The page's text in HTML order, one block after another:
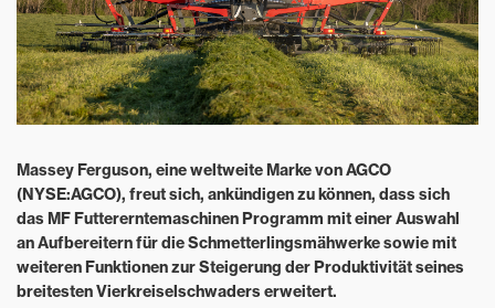
Massey Ferguson, eine weltweite Marke von AGCO
(NYSE:AGCO), freut sich, ankündigen zu können, dass sich
das MF Futtererntemaschinen Programm mit einer Auswahl
an Aufbereitern für die Schmetterlingsmähwerke sowie mit
weiteren Funktionen zur Steigerung der Produktivität seines
breitesten Vierkreiselschwaders erweitert.